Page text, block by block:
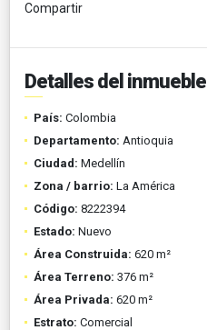
Compartir
Detalles del inmueble
País: Colombia
Departamento: Antioquia
Ciudad: Medellín
Zona / barrio: La América
Código: 8222394
Estado: Nuevo
Área Construida: 620 m²
Área Terreno: 376 m²
Área Privada: 620 m²
Estrato: Comercial